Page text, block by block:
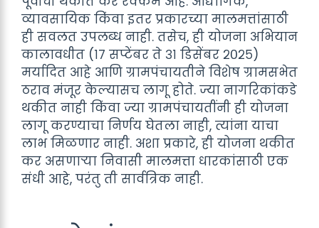
व्यावसायिक किंवा इतर प्रकारच्या मालमत्तांसाठी
ही सवलत उपलब्ध नाही. तसेच, ही योजना अभियान
कालावधीत (१७ सप्टेंबर ते ३१ डिसेंबर २०२५)
मर्यादित आहे आणि ग्रामपंचायतीने विशेष ग्रामसभेत
ठराव मंजूर केल्यासच लागू होते. ज्या नागरिकांकडे
थकीत नाही किंवा ज्या ग्रामपंचायतींनी ही योजना
लागू करण्याचा निर्णय घेतला नाही, त्यांना याचा
लाभ मिळणार नाही. अशा प्रकारे, ही योजना थकीत
कर असणाऱ्या निवासी मालमत्ता धारकांसाठी एक
संधी आहे, परंतु ती सार्वत्रिक नाही.